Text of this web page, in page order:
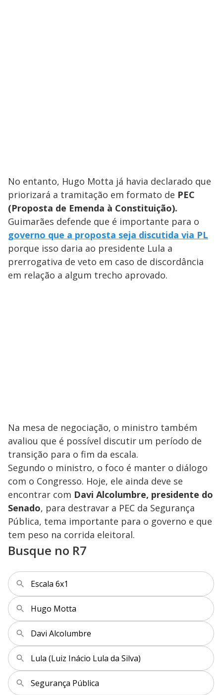
No entanto, Hugo Motta já havia declarado que
priorizará a tramitação em formato de PEC
(Proposta de Emenda à Constituição).
Guimarães defende que é importante para o
governo que a proposta seja discutida via PL
porque isso daria ao presidente Lula a
prerrogativa de veto em caso de discordância
em relação a algum trecho aprovado.
Na mesa de negociação, o ministro também
avaliou que é possível discutir um período de
transição para o fim da escala.
Segundo o ministro, o foco é manter o diálogo
com o Congresso. Hoje, ele ainda deve se
encontrar com Davi Alcolumbre, presidente do
Senado, para destravar a PEC da Segurança
Pública, tema importante para o governo e que
tem peso na corrida eleitoral.
Busque no R7
Escala 6x1
Hugo Motta
Davi Alcolumbre
Lula (Luiz Inácio Lula da Silva)
Segurança Pública